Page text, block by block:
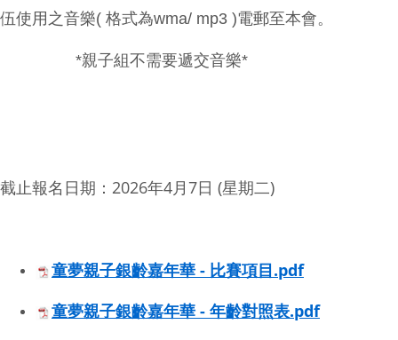
伍使用之音樂( 格式為wma/ mp3 )電郵至本會。
*親子組不需要遞交音樂*
截止報名日期：2026年4月7日 (星期二)
童夢親子銀齡嘉年華 - 比賽項目.pdf
童夢親子銀齡嘉年華 - 年齡對照表.pdf